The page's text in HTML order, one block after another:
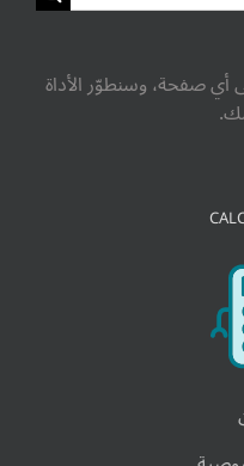
أي صفحة، وسنطوّر الأداة